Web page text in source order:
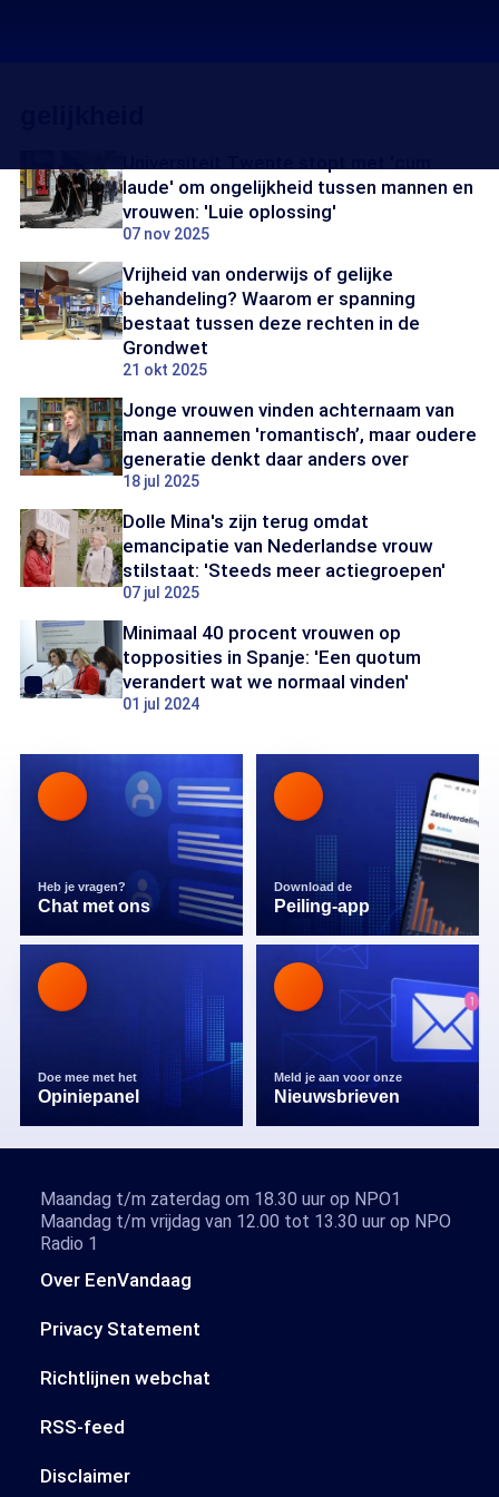
laude' om ongelijkheid tussen mannen en
vrouwen: 'Luie oplossing'
07 nov 2025
Vrijheid van onderwijs of gelijke
behandeling? Waarom er spanning
bestaat tussen deze rechten in de
Grondwet
21 okt 2025
Jonge vrouwen vinden achternaam van
man aannemen 'romantisch’, maar oudere
generatie denkt daar anders over
18 jul 2025
Dolle Mina's zijn terug omdat
emancipatie van Nederlandse vrouw
stilstaat: 'Steeds meer actiegroepen'
07 jul 2025
Minimaal 40 procent vrouwen op
topposities in Spanje: 'Een quotum
verandert wat we normaal vinden'
01 jul 2024
Heb je vragen?
Chat met ons
Download de
Peiling-app
Doe mee met het
Opiniepanel
Meld je aan voor onze
Nieuwsbrieven
Over EenVandaag
Privacy Statement
Richtlijnen webchat
RSS-feed
Disclaimer
Maandag t/m zaterdag om 18.30 uur op NPO1
Maandag t/m vrijdag van 12.00 tot 13.30 uur op NPO
Radio 1